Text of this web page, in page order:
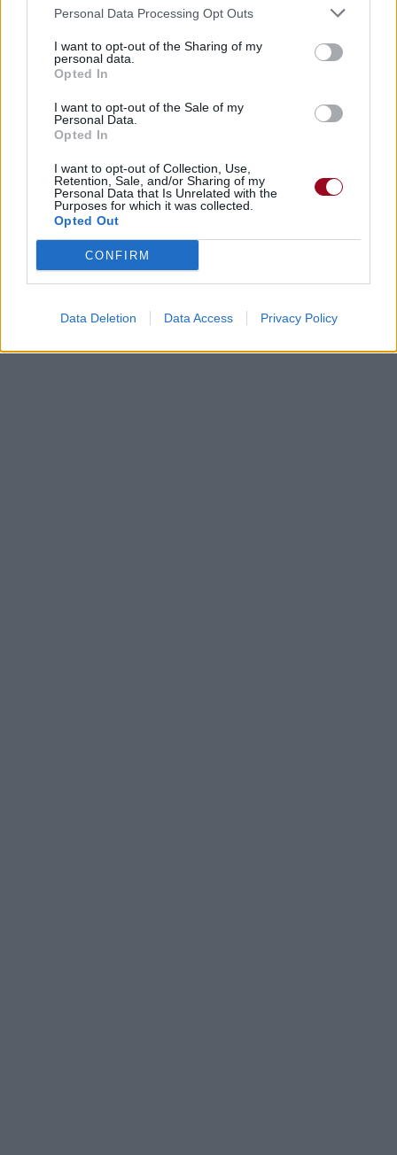
Personal Data Processing Opt Outs
I want to opt-out of the Sharing of my
personal data.
Opted In
I want to opt-out of the Sale of my
Personal Data.
Opted In
I want to opt-out of Collection, Use,
Retention, Sale, and/or Sharing of my
Personal Data that Is Unrelated with the
Purposes for which it was collected.
Opted Out
CONFIRM
Data Deletion Data Access Privacy Policy